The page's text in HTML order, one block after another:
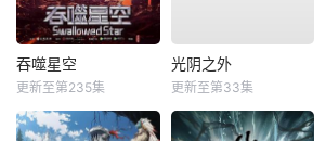
吞噬星空
更新至第235集
光阴之外
更新至第33集